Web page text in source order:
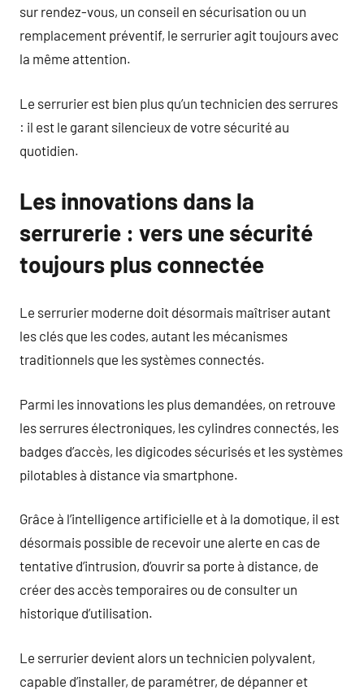
sur rendez-vous, un conseil en sécurisation ou un
remplacement préventif, le serrurier agit toujours avec
la même attention.
Le serrurier est bien plus qu’un technicien des serrures
: il est le garant silencieux de votre sécurité au
quotidien.
Les innovations dans la
serrurerie : vers une sécurité
toujours plus connectée
Le serrurier moderne doit désormais maîtriser autant
les clés que les codes, autant les mécanismes
traditionnels que les systèmes connectés.
Parmi les innovations les plus demandées, on retrouve
les serrures électroniques, les cylindres connectés, les
badges d’accès, les digicodes sécurisés et les systèmes
pilotables à distance via smartphone.
Grâce à l’intelligence artificielle et à la domotique, il est
désormais possible de recevoir une alerte en cas de
tentative d’intrusion, d’ouvrir sa porte à distance, de
créer des accès temporaires ou de consulter un
historique d’utilisation.
Le serrurier devient alors un technicien polyvalent,
capable d’installer, de paramétrer, de dépanner et